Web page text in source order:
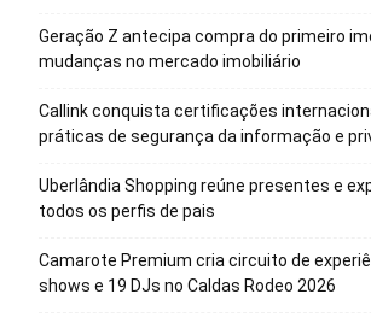
Geração Z antecipa compra do primeiro
mudanças no mercado imobiliário
Callink conquista certificações
práticas de segurança da informação e
Uberlândia Shopping reúne presentes e
todos os perfis de pais
Camarote Premium cria circuito de
shows e 19 DJs no Caldas Rodeo 2026